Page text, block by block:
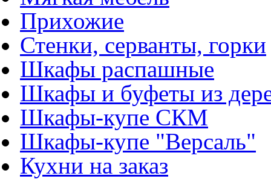
Прихожие
Стенки, серванты, горки
Шкафы распашные
Шкафы и буфеты из
Шкафы-купе СКМ
Шкафы-купе "Версаль"
Кухни на заказ